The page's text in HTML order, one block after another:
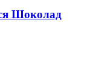
Шоколад